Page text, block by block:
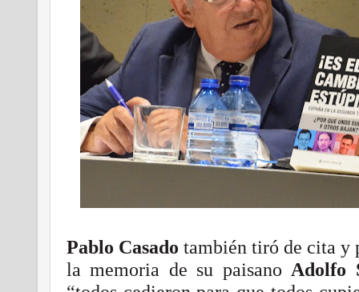
Pablo Casado también tiró de cita y
la memoria de su paisano Adolfo